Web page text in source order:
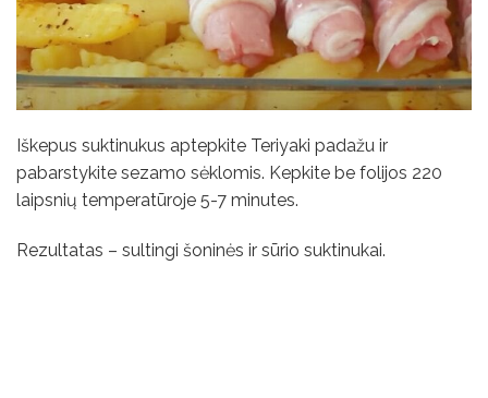
Iškepus suktinukus aptepkite Teriyaki padažu ir
pabarstykite sezamo sėklomis. Kepkite be folijos 220
laipsnių temperatūroje 5-7 minutes.
Rezultatas – sultingi šoninės ir sūrio suktinukai.